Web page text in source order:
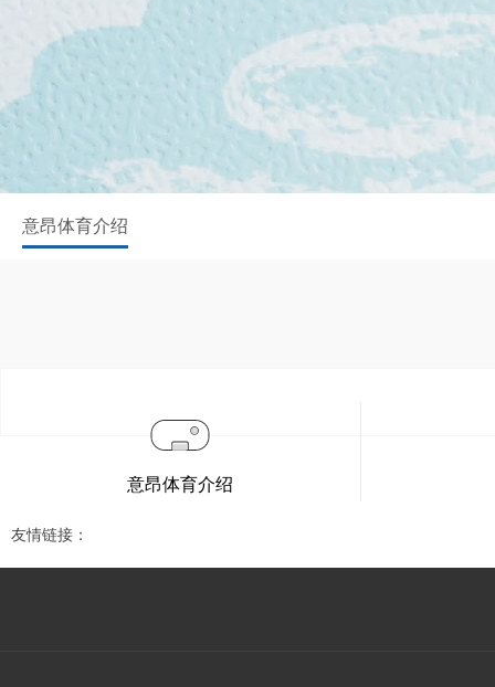
意昂体育介绍
意昂体育介绍
友情链接：